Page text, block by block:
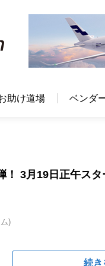
助け道場 ベンダ
！ 3月19日正午ス
)
続き